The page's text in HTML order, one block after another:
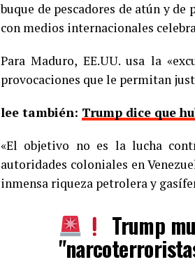
buque de pescadores de atún y
con medios internacionales
Para Maduro, EE.UU. usa la
provocaciones que le permitan
lee también: Trump dice que
«El objetivo no es la lucha
autoridades coloniales en
inmensa riqueza petrolera y
Trump